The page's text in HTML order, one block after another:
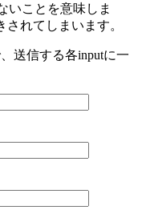
いことを意味しま
れてしまいます。
送信する各inputに一